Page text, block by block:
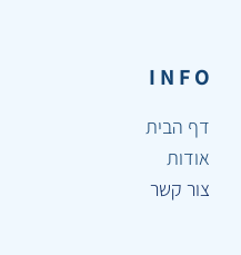
I N F O
דף הבית
אודות
צור קשר